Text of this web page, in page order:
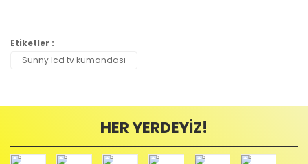
Etiketler :
Sunny lcd tv kumandası
HER YERDEYİZ!